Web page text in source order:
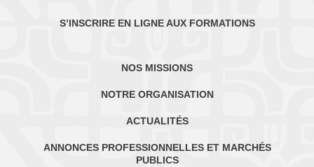
S’INSCRIRE EN LIGNE AUX FORMATIONS
NOS MISSIONS
NOTRE ORGANISATION
ACTUALITÉS
ANNONCES PROFESSIONNELLES ET MARCHÉS
PUBLICS